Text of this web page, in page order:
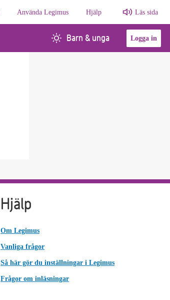
Använda Legimus Hjälp Läs sida
Barn & unga Logga in
Hjälp
Om Legimus
Vanliga frågor
Så här gör du inställningar i Legimus
Frågor om inläsningar